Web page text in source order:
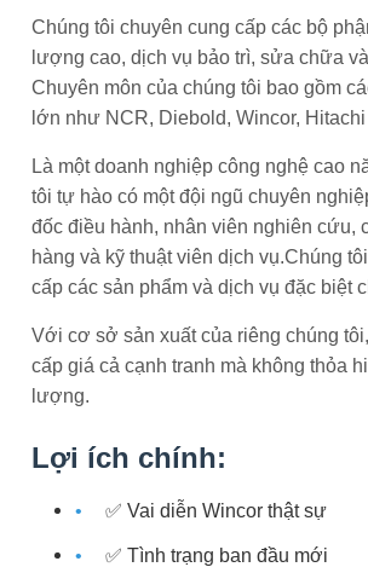
Chúng tôi chuyên cung cấp các bộ
lượng cao, dịch vụ bảo trì, sửa chữa
Chuyên môn của chúng tôi bao gồm
lớn như NCR, Diebold, Wincor,
Là một doanh nghiệp công nghệ cao
tôi tự hào có một đội ngũ chuyên
đốc điều hành, nhân viên nghiên cứu,
hàng và kỹ thuật viên dịch vụ.Chúng
cấp các sản phẩm và dịch vụ đặc biệt
Với cơ sở sản xuất của riêng chúng
cấp giá cả cạnh tranh mà không thỏa
lượng.
Lợi ích chính:
✅ Vai diễn Wincor thật sự
✅ Tình trạng ban đầu mới